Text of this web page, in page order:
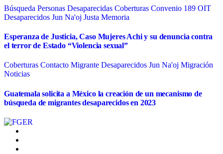
Búsqueda Personas Desaparecidas Coberturas Convenio 189 OIT
Desaparecidos Jun Na'oj Justa Memoria
Esperanza de Justicia, Caso Mujeres Achi y su denuncia contra
el terror de Estado “Violencia sexual”
Coberturas Contacto Migrante Desaparecidos Jun Na'oj Migración
Noticias
Guatemala solicita a México la creación de un mecanismo de
búsqueda de migrantes desaparecidos en 2023